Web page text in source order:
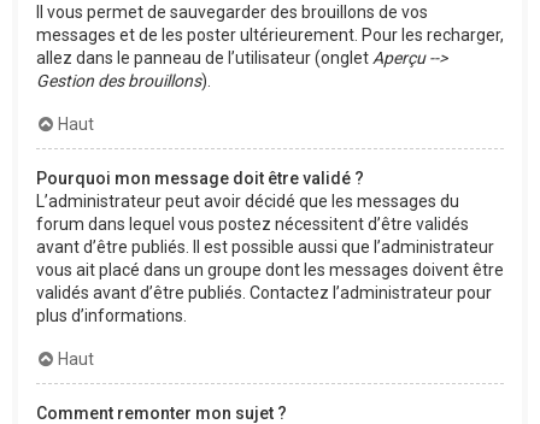
Il vous permet de sauvegarder des brouillons de vos
messages et de les poster ultérieurement. Pour les recharger,
allez dans le panneau de l’utilisateur (onglet Aperçu -->
Gestion des brouillons).
Haut
Pourquoi mon message doit être validé ?
L’administrateur peut avoir décidé que les messages du
forum dans lequel vous postez nécessitent d’être validés
avant d’être publiés. Il est possible aussi que l’administrateur
vous ait placé dans un groupe dont les messages doivent être
validés avant d’être publiés. Contactez l’administrateur pour
plus d’informations.
Haut
Comment remonter mon sujet ?